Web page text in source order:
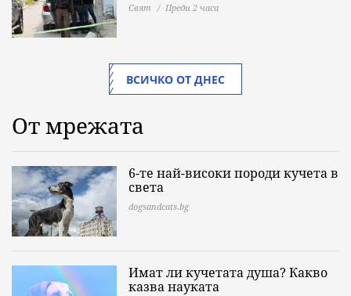
Свят Преди 2 часа
ВСИЧКО ОТ ДНЕС
От мрежата
6-те най-високи породи кучета в
света
dogsandcats.bg
Имат ли кучетата душа? Какво
казва науката